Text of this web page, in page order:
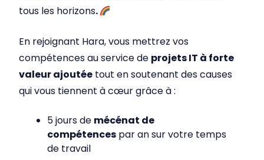
tous les horizons.
En rejoignant Hara, vous mettrez vos
compétences au service de projets IT à forte
valeur ajoutée tout en soutenant des causes
qui vous tiennent à cœur grâce à :
5 jours de mécénat de
compétences par an sur votre temps
de travail